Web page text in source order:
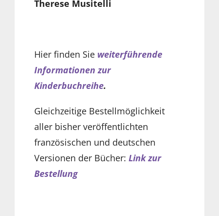
Therese Musitelli
Hier finden Sie weiterführende
Informationen zur
Kinderbuchreihe.
Gleichzeitige Bestellmöglichkeit
aller bisher veröffentlichten
französischen und deutschen
Versionen der Bücher: Link zur
Bestellung